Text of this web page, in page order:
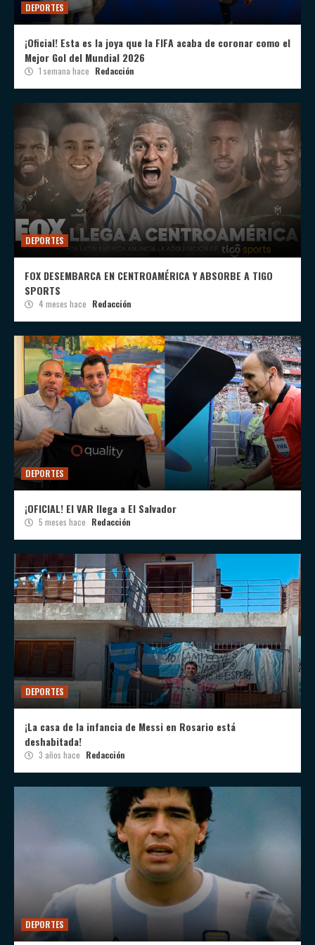
DEPORTES
¡Oficial! Esta es la joya que la FIFA acaba de coronar como el
Mejor Gol del Mundial 2026
1 semana hace Redacción
DEPORTES
FOX DESEMBARCA EN CENTROAMÉRICA Y ABSORBE A TIGO
SPORTS
4 meses hace Redacción
DEPORTES
¡OFICIAL! El VAR llega a El Salvador
5 meses hace Redacción
DEPORTES
¡La casa de la infancia de Messi en Rosario está
deshabitada!
3 años hace Redacción
DEPORTES